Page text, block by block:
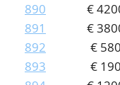
890
€
891
€
892
€ 580
893
€ 190